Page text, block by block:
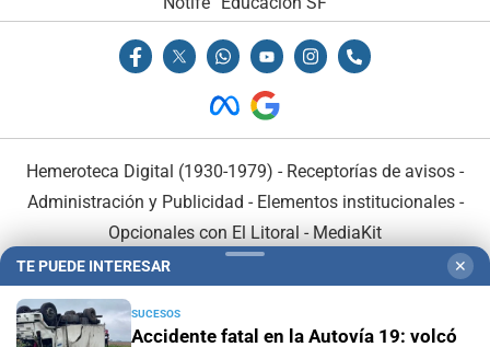
Hemeroteca Digital (1930-1979) - Receptorías de avisos -
Administración y Publicidad - Elementos institucionales-
Opcionales con El Litoral - MediaKit
TE PUEDE INTERESAR ✕
SUCESOS
Accidente fatal en la Autovía 19: volcó